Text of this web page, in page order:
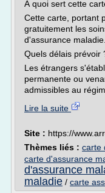
À quoi sert cette
Cette carte, portant
gratuitement les
d'assurance maladie.
Quels délais prévoir
Les étrangers
permanente ou
admissibles au
Lire la suite
Site : https://
Thèmes liés : carte
carte d'assurance
d'assurance
maladie / carte